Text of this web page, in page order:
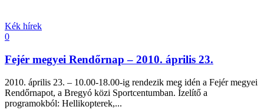
Kék hírek
0
Fejér megyei Rendőrnap – 2010. április 23.
2010. április 23. – 10.00-18.00-ig rendezik meg idén a Fejér megyei
Rendőrnapot, a Bregyó közi Sportcentumban. Ízelítő a
programokból: Hellikopterek,...